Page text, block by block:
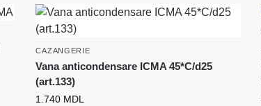
CAZANGERIE
Vana anticondensare ICMA 45*C/d25
(art.133)
1.740 MDL